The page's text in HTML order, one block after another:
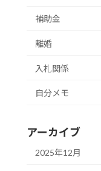
補助金
離婚
入札関係
自分メモ
アーカイブ
2025年12月